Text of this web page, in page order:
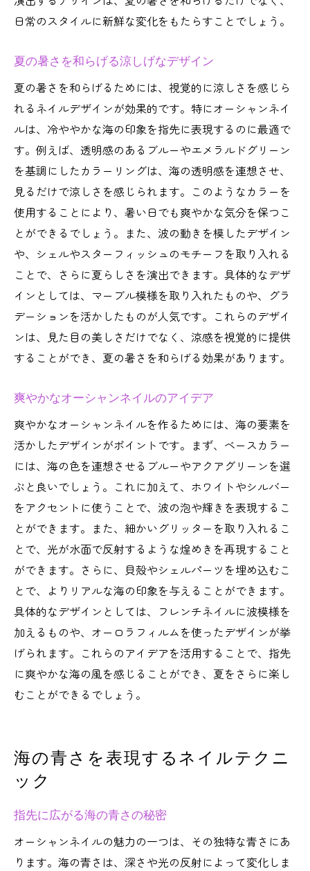
日常のスタイルに新鮮な変化をもたらすことでしょう。
夏の暑さを和らげる涼しげなデザイン
夏の暑さを和らげるためには、視覚的に涼しさを感じら
れるネイルデザインが効果的です。特にオーシャンネイ
ルは、冷ややかな海の印象を指先に表現するのに最適で
す。例えば、透明感のあるブルーやエメラルドグリーン
を基調にしたカラーリングは、海の透明感を連想させ、
見るだけで涼しさを感じられます。このようなカラーを
使用することにより、暑い日でも爽やかな気分を保つこ
とができるでしょう。また、波の動きを模したデザイン
や、シェルやスターフィッシュのモチーフを取り入れる
ことで、さらに夏らしさを演出できます。具体的なデザ
インとしては、マーブル模様を取り入れたものや、グラ
デーションを活かしたものが人気です。これらのデザイ
ンは、見た目の美しさだけでなく、涼感を視覚的に提供
することができ、夏の暑さを和らげる効果があります。
爽やかなオーシャンネイルのアイデア
爽やかなオーシャンネイルを作るためには、海の要素を
活かしたデザインがポイントです。まず、ベースカラー
には、海の色を連想させるブルーやアクアグリーンを選
ぶと良いでしょう。これに加えて、ホワイトやシルバー
をアクセントに使うことで、波の泡や輝きを表現するこ
とができます。また、細かいグリッターを取り入れるこ
とで、光が水面で反射するような煌めきを再現すること
ができます。さらに、貝殻やシェルパーツを埋め込むこ
とで、よりリアルな海の印象を与えることができます。
具体的なデザインとしては、フレンチネイルに波模様を
加えるものや、オーロラフィルムを使ったデザインが挙
げられます。これらのアイデアを活用することで、指先
に爽やかな海の風を感じることができ、夏をさらに楽し
むことができるでしょう。
海の青さを表現するネイルテクニ
ック
指先に広がる海の青さの秘密
オーシャンネイルの魅力の一つは、その独特な青さにあ
ります。海の青さは、深さや光の反射によって変化しま